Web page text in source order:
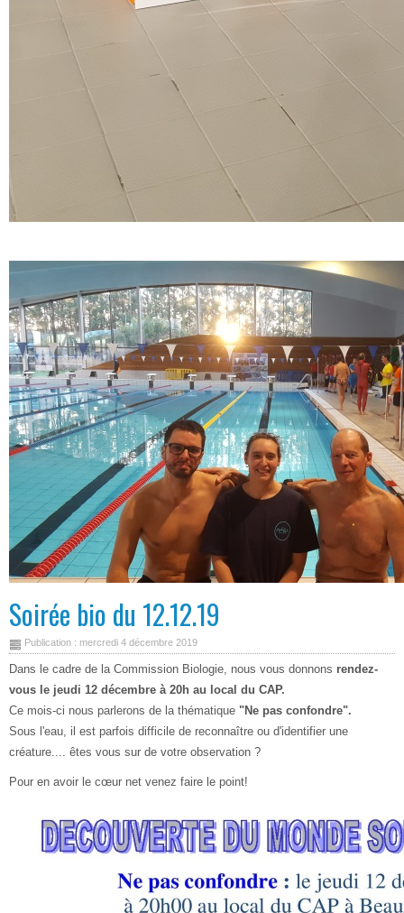
Soirée bio du 12.12.19
Publication : mercredi 4 décembre 2019
Dans le cadre de la Commission Biologie, nous vous donnons rendez-
vous le jeudi 12 décembre à 20h au local du CAP.
Ce mois-ci nous parlerons de la thématique "Ne pas confondre".
Sous l'eau, il est parfois difficile de reconnaître ou d'identifier une
créature.... êtes vous sur de votre observation ?
Pour en avoir le cœur net venez faire le point!